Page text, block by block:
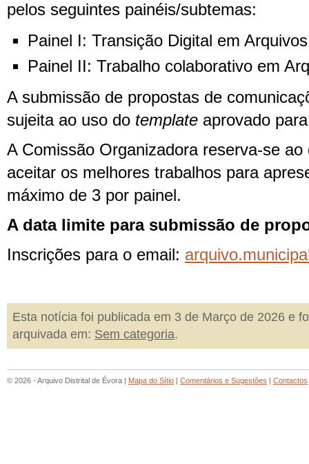
pelos seguintes painéis/subtemas:
Painel I: Transição Digital em
Painel II: Trabalho colaborativo em
A submissão de propostas de
sujeita ao uso do template aprovado
A Comissão Organizadora reserva-se ao
aceitar os melhores trabalhos para
máximo de 3 por painel.
A data limite para submissão de
Inscrições para o email:
Esta notícia foi publicada em 3 de Março de 2026 e
arquivada em: Sem categoria.
© 2026 - Arquivo Distrital de Évora | Mapa do Sítio | Comentários e Sugestões | Contactos